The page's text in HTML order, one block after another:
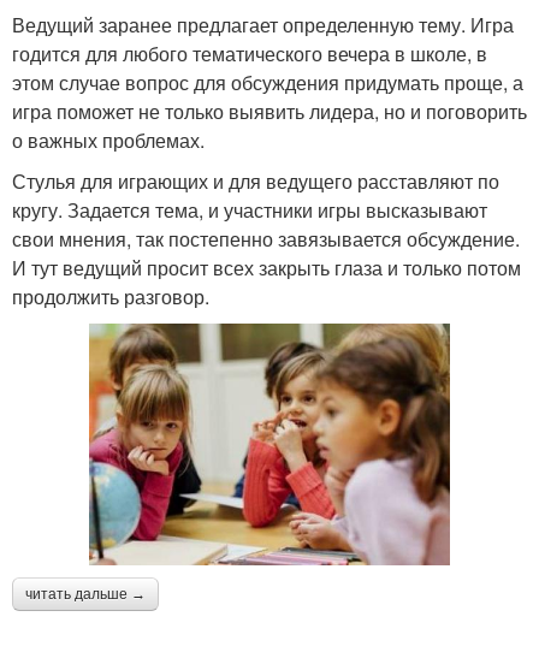
Ведущий заранее предлагает определенную тему. Игра
годится для любого тематического вечера в школе, в
этом случае вопрос для обсуждения придумать проще, а
игра поможет не только выявить лидера, но и поговорить
о важных проблемах.
Стулья для играющих и для ведущего расставляют по
кругу. Задается тема, и участники игры высказывают
свои мнения, так постепенно завязывается обсуждение.
И тут ведущий просит всех закрыть глаза и только потом
продолжить разговор.
читать дальше →